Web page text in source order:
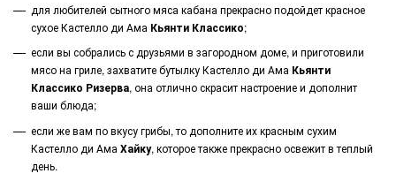
для любителей сытного мяса кабана прекрасно подойдет красное
сухое Кастелло ди Ама Кьянти Классико;
если вы собрались с друзьями в загородном доме, и приготовили
мясо на гриле, захватите бутылку Кастелло ди Ама Кьянти
Классико Ризерва, она отлично скрасит настроение и дополнит
ваши блюда;
если же вам по вкусу грибы, то дополните их красным сухим
Кастелло ди Ама Хайку, которое также прекрасно освежит в теплый
день.